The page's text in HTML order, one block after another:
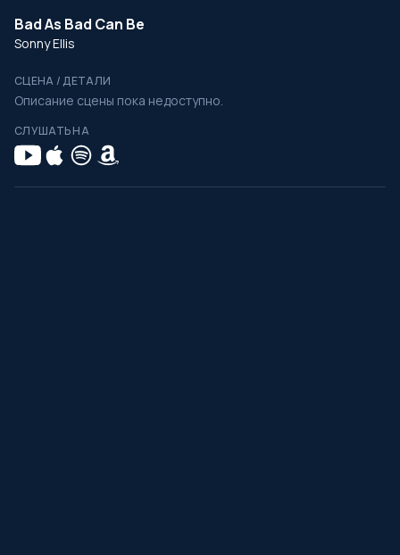
Bad As Bad Can Be
Sonny Ellis
СЦЕНА / ДЕТАЛИ
Описание сцены пока недоступно.
СЛУШАТЬ НА